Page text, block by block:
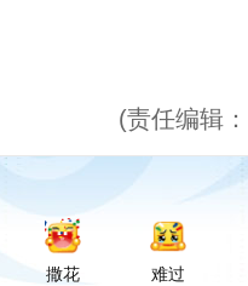
(责任编辑
撒花 难过